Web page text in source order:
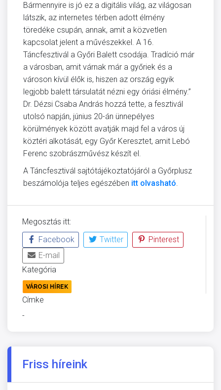
Bármennyire is jó ez a digitális világ, az világosan
látszik, az internetes térben adott élmény
töredéke csupán, annak, amit a közvetlen
kapcsolat jelent a művészekkel. A 16.
Táncfesztivál a Győri Balett csodája. Tradíció már
a városban, amit várnak már a győriek és a
városon kívül élők is, hiszen az ország egyik
legjobb balett társulatát nézni egy óriási élmény.”
Dr. Dézsi Csaba András hozzá tette, a fesztivál
utolsó napján, június 20-án ünnepélyes
körülmények között avatják majd fel a város új
köztéri alkotását, egy Győr Keresztet, amit Lebó
Ferenc szobrászművész készít el.
A Táncfesztivál sajtótájékoztatójáról a Győrplusz
beszámolója teljes egészében itt olvasható.
Megosztás itt:
Facebook
Twitter
Pinterest
E-mail
Kategória
VÁROSI HÍREK
Címke
-
Friss híreink